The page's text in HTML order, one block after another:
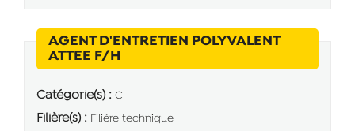
AGENT D'ENTRETIEN POLYVALENT
ATTEE F/H
Catégorie(s) : C
Filière(s) : Filière technique